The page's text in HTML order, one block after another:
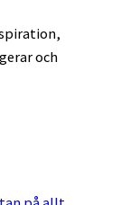
och